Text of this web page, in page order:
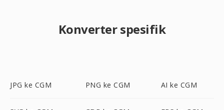
Konverter spesifik
JPG ke CGM PNG ke CGM AI ke CGM